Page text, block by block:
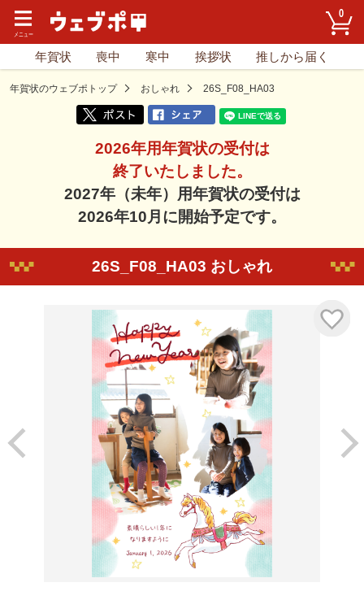
0
年賀状 喪中 寒中 挨拶状 推しから届く
年賀状のウェブポトップ おしゃれ 26S_F08_HA03
2026年用年賀状の受付は
終了いたしました。
2027年（未年）用年賀状の受付は
2026年10月に開始予定です。
26S_F08_HA03 おしゃれ